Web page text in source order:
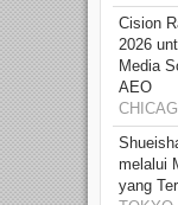
Cision
2026
Media
AEO
melalui
yang